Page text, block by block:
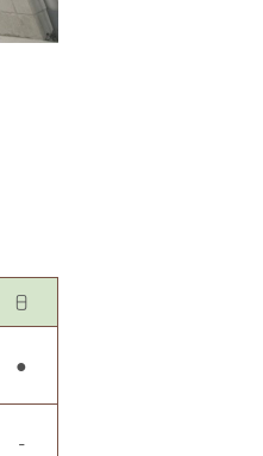
日
●
-